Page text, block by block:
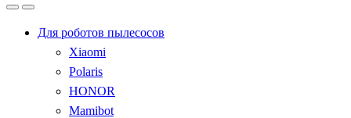
Для роботов пылесосов
Xiaomi
Polaris
HONOR
Mamibot